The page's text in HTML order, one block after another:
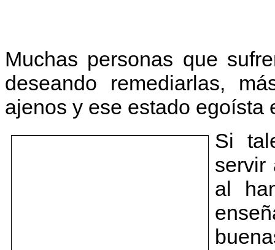
Muchas personas que
deseando remediarlas,
ajenos y ese estado egoísta
Si
servir
al